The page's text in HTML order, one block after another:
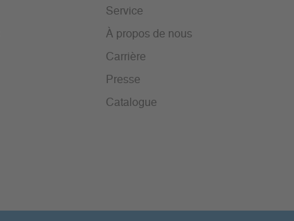
Service
À propos de nous
Carrière
Presse
Catalogue